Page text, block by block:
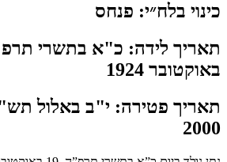
כינוי בלח״י: פנחס
תאריך לידה:
באוקטובר 1924
תאריך פטירה:
2000